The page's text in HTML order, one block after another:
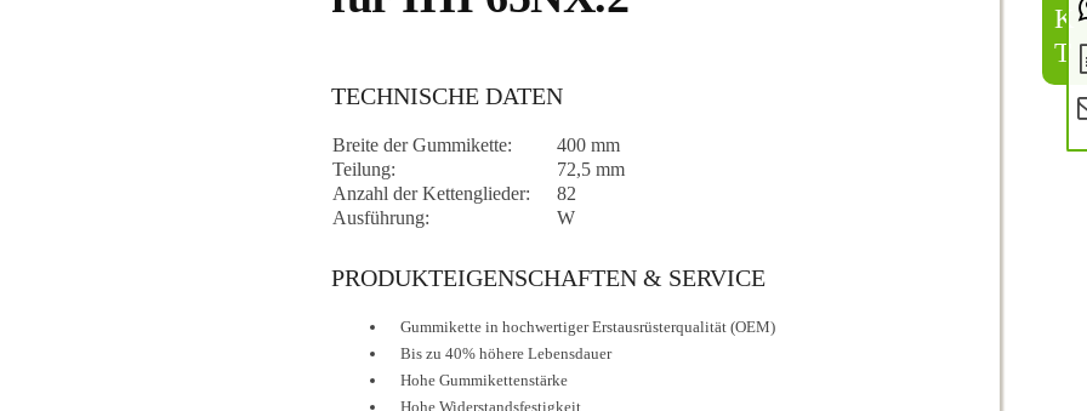
K
T
TECHNISCHE DATEN
Breite der Gummikette:
400 mm
Teilung:
72,5 mm
Anzahl der Kettenglieder:
82
Ausführung:
W
PRODUKTEIGENSCHAFTEN & SERVICE
Gummikette in hochwertiger Erstausrüsterqualität (OEM)
Bis zu 40% höhere Lebensdauer
Hohe Gummikettenstärke
Hohe Widerstandsfestigkeit